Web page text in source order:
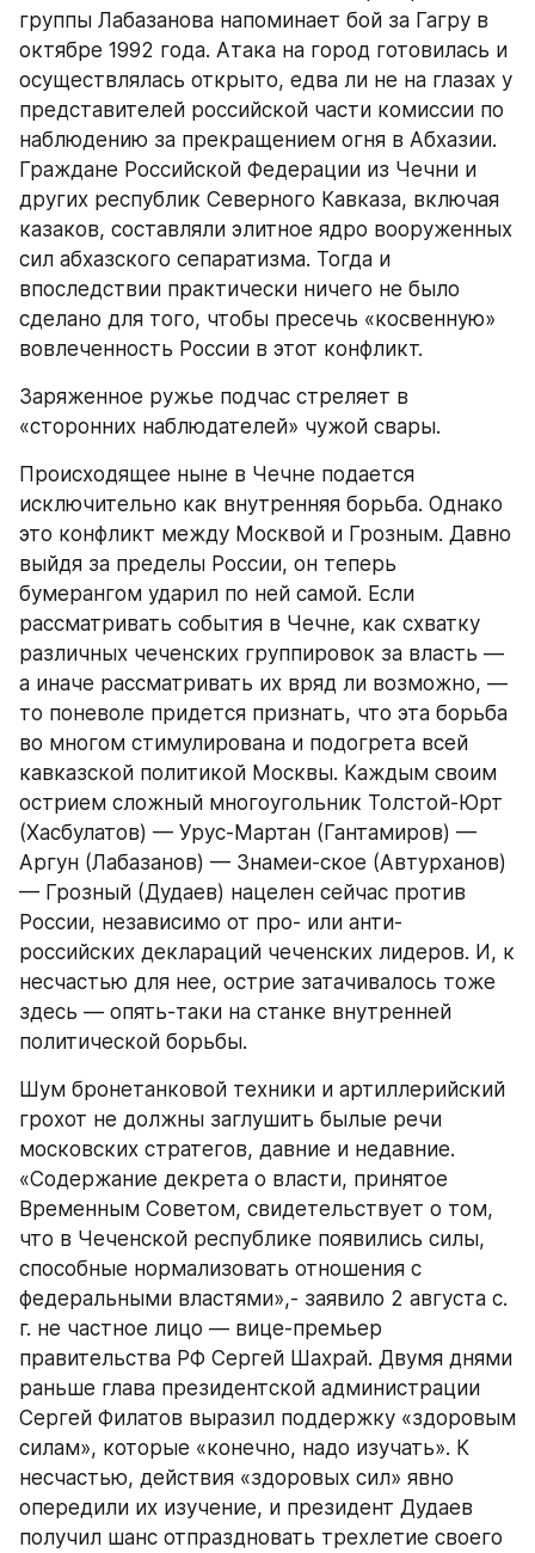
группы Лабазанова напоминает бой за Гагру в
октябре 1992 года. Атака на город готовилась и
осуществлялась открыто, едва ли не на глазах у
представителей российской части комиссии по
наблюдению за прекращением огня в Абхазии.
Граждане Российской Федерации из Чечни и
других республик Северного Кавказа, включая
казаков, составляли элитное ядро вооруженных
сил абхазского сепаратизма. Тогда и
впоследствии практически ничего не было
сделано для того, чтобы пресечь «косвенную»
вовлеченность России в этот конфликт.
Заряженное ружье подчас стреляет в
«сторонних наблюдателей» чужой свары.
Происходящее ныне в Чечне подается
исключительно как внутренняя борьба. Однако
это конфликт между Москвой и Грозным. Давно
выйдя за пределы России, он теперь
бумерангом ударил по ней самой. Если
рассматривать события в Чечне, как схватку
различных чеченских группировок за власть —
а иначе рассматривать их вряд ли возможно, —
то поневоле придется признать, что эта борьба
во многом стимулирована и подогрета всей
кавказской политикой Москвы. Каждым своим
острием сложный многоугольник Толстой-Юрт
(Хасбулатов) — Урус-Мартан (Гантамиров) —
Аргун (Лабазанов) — Знамеи-ское (Автурханов)
— Грозный (Дудаев) нацелен сейчас против
России, независимо от про- или анти-
российских деклараций чеченских лидеров. И, к
несчастью для нее, острие затачивалось тоже
здесь — опять-таки на станке внутренней
политической борьбы.
Шум бронетанковой техники и артиллерийский
грохот не должны заглушить былые речи
московских стратегов, давние и недавние.
«Содержание декрета о власти, принятое
Временным Советом, свидетельствует о том,
что в Чеченской республике появились силы,
способные нормализовать отношения с
федеральными властями»,- заявило 2 августа с.
г. не частное лицо — вице-премьер
правительства РФ Сергей Шахрай. Двумя днями
раньше глава президентской администрации
Сергей Филатов выразил поддержку «здоровым
силам», которые «конечно, надо изучать». К
несчастью, действия «здоровых сил» явно
опередили их изучение, и президент Дудаев
получил шанс отпраздновать трехлетие своего